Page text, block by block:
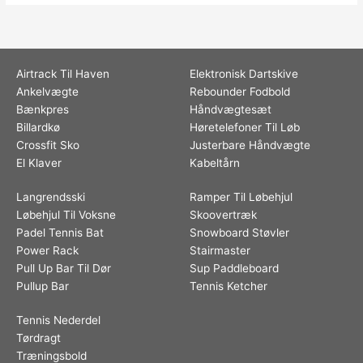
Airtrack Til Haven
Ankelvægte
Bænkpres
Billardkø
Crossfit Sko
El Klaver
Elektronisk Dartskive
Rebounder Fodbold
Håndvægtesæt
Høretelefoner Til Løb
Justerbare Håndvægte
Kabeltårn
Langrendsski
Løbehjul Til Voksne
Padel Tennis Bat
Power Rack
Pull Up Bar Til Dør
Pullup Bar
Ramper Til Løbehjul
Skoovertræk
Snowboard Støvler
Stairmaster
Sup Paddleboard
Tennis Ketcher
Tennis Nederdel
Tørdragt
Træningsbold